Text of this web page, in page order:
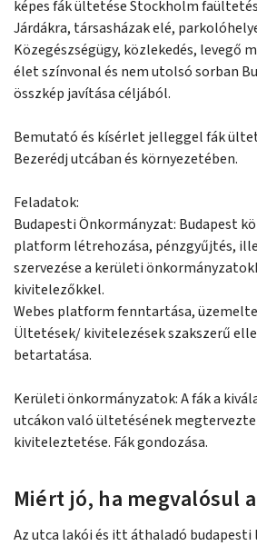
képes fák ültetése Stockholm
Járdákra, társasházak elé,
Közegészségügy, közlekedés, levegő
élet színvonal és nem utolsó sorban
összkép javítása céljából.
Bemutató és kísérlet jelleggel fák
Bezerédj utcában és környezetében.
Feladatok:
Budapesti Önkormányzat: Budapest
platform létrehozása, pénzgyűjtés,
szervezése a kerületi
kivitelezőkkel.
Webes platform fenntartása,
Ültetések/ kivitelezések szakszerű
betartatása.
Kerületi önkormányzatok: A fák a
utcákon való ültetésének
kiviteleztetése. Fák gondozása.
Miért jó, ha megvalósul
Az utca lakói és itt áthaladó